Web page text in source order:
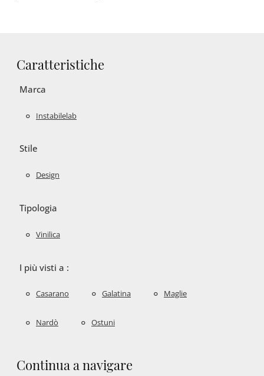
Caratteristiche
Marca
Instabilelab
Stile
Design
Tipologia
Vinilica
I più visti a :
Casarano Galatina Maglie
Nardò Ostuni
Continua a navigare